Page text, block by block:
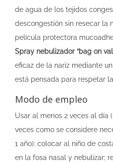
de agua de los tejidos
descongestión sin resecar la
película protectora
Spray nebulizador “bag on
eficaz de la nariz mediante
está pensada para respetar
Modo de empleo
Usar al menos 2 veces al día
veces como se considere
1 año): colocar al niño de
en la fosa nasal y nebulizar;